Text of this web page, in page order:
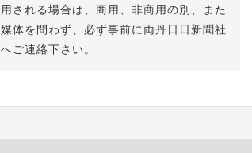
用される場合は、商用、非商用の別、また
媒体を問わず、必ず事前に両丹日日新聞社
へご連絡下さい。